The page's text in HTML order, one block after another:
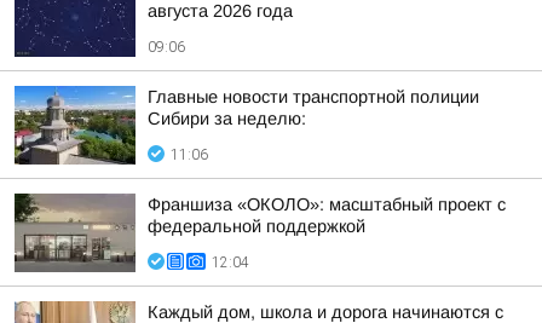
августа 2026 года
09:06
Главные новости транспортной полиции
Сибири за неделю:
11:06
Франшиза «ОКОЛО»: масштабный проект с
федеральной поддержкой
12:04
Каждый дом, школа и дорога начинаются с